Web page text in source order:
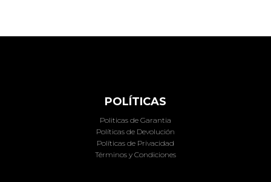
POLÍTICAS
Politicas de Garantia
Políticas de Devolución
Políticas de Privacidad
Términos y Condiciones